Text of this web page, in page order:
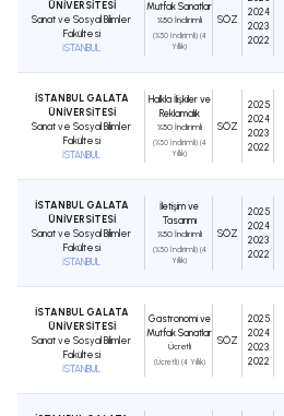
ÜNİVERSİTESİ
Sanat ve Sosyal Bilimler
Fakültesi
İSTANBUL
Mutfak Sanatları
%50 İndirimli
(%50 İndirimli) (4
Yıllık)
SÖZ
2024
2023
2022
İSTANBUL GALATA
ÜNİVERSİTESİ
Sanat ve Sosyal Bilimler
Fakültesi
İSTANBUL
Halkla İlişkiler ve
Reklamcılık
%50 İndirimli
(%50 İndirimli) (4
Yıllık)
SÖZ
2025
2024
2023
2022
İSTANBUL GALATA
ÜNİVERSİTESİ
Sanat ve Sosyal Bilimler
Fakültesi
İSTANBUL
İletişim ve
Tasarımı
%50 İndirimli
(%50 İndirimli) (4
Yıllık)
SÖZ
2025
2024
2023
2022
İSTANBUL GALATA
ÜNİVERSİTESİ
Sanat ve Sosyal Bilimler
Fakültesi
İSTANBUL
Gastronomi ve
Mutfak Sanatları
Ücretli
(Ücretli) (4 Yıllık)
SÖZ
2025
2024
2023
2022